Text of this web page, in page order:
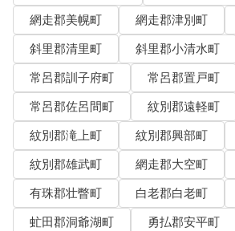
網走郡美幌町
網走郡津別町
斜里郡清里町
斜里郡小清水町
常呂郡訓子府町
常呂郡置戸町
常呂郡佐呂間町
紋別郡遠軽町
紋別郡滝上町
紋別郡興部町
紋別郡雄武町
網走郡大空町
有珠郡壮瞥町
白老郡白老町
虻田郡洞爺湖町
勇払郡安平町